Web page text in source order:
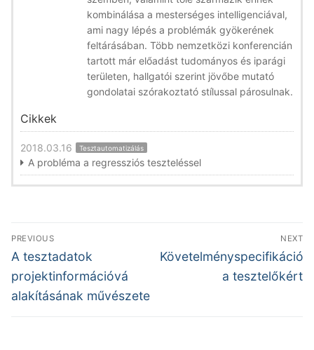
kombinálása a mesterséges intelligenciával,
ami nagy lépés a problémák gyökerének
feltárásában. Több nemzetközi konferencián
tartott már előadást tudományos és iparági
területen, hallgatói szerint jövőbe mutató
gondolatai szórakoztató stílussal párosulnak.
Cikkek
2018.03.16 Tesztautomatizálás
A probléma a regressziós teszteléssel
Bejegyzés
navigáció
PREVIOUS
Previous
post:
A tesztadatok
projektinformációvá
alakításának művészete
NEXT
Next
Követelményspecifikáció
a tesztelőkért